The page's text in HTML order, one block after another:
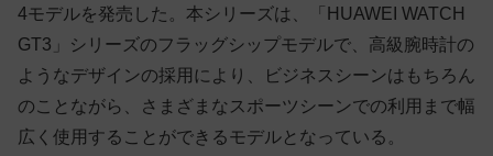
4モデルを発売した。本シリーズは、「HUAWEI WATCH
GT3」シリーズのフラッグシップモデルで、高級腕時計の
ようなデザインの採用により、ビジネスシーンはもちろん
のことながら、さまざまなスポーツシーンでの利用まで幅
広く使用することができるモデルとなっている。